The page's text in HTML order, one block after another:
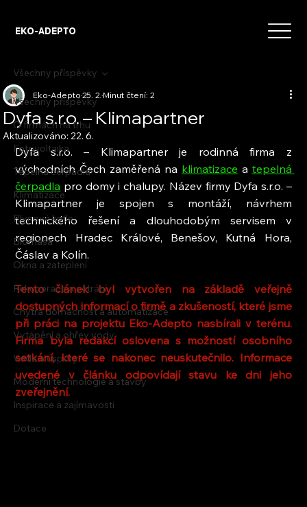
EKO-ADEPTO
Všechny příspěvky
O firmách na trhu
Fotovoltaika
Tepelná čerpadla
Klimatizace
Plynové kotle
Biomasa
Okna a zateplení
Rekuperace a větrání
Chytrá domácnost a automatizace
Vytápění a ohřev vody
Voda a úspory
Moderní technologie a stavby
Inspirace a zajímavosti
Dotace
Všechny příspěvky
Dyfa s.r.o. – Klimapartner
Eko-Adepto25. 2.Minut čtení: 2
Aktualizováno:22. 6.
Dyfa s.r.o. – Klimapartner je rodinná firma z
východních Čech zaměřená na klimatizace a tepelná
čerpadla pro domy i chalupy. Název firmy Dyfa s.r.o. –
Klimapartner je spojen s montáží, návrhem
technického řešení a dlouhodobým servisem v
regionech Hradec Králové, Benešov, Kutná Hora,
Čáslav a Kolín.
Tento článek byl vytvořen na základě veřejně
dostupných informací o firmě a zkušeností, které jsme
při práci na projektu Eko-Adepto nasbírali v terénu.
Firma byla redakcí oslovena s možností osobního
setkání, které se nakonec neuskutečnilo. Informace
uvedené v článku odpovídají stavu ke dni jeho
zveřejnění.